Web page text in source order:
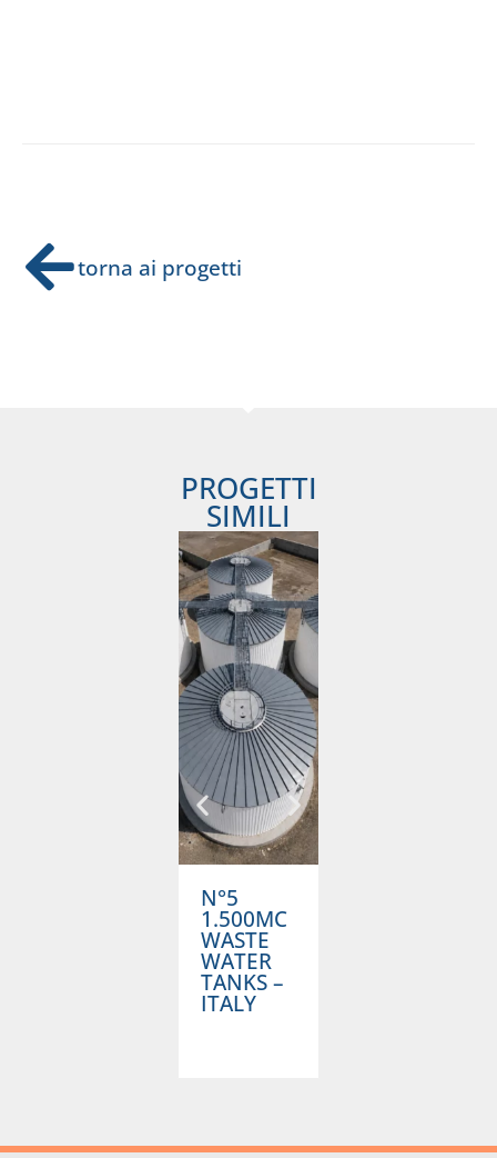
torna ai progetti
PROGETTI
SIMILI
N°5
1.500MC
WASTE
WATER
TANKS –
ITALY